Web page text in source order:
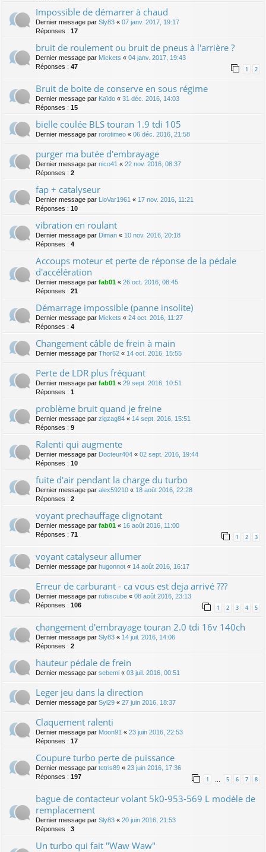
Impossible de démarrer à chaud
Dernier message par Sly83 « 07 janv. 2017, 19:17
Réponses : 17
bruit de roulement ou bruit de pneus à l'arrière ?
Dernier message par Mickets « 04 janv. 2017, 19:43
Réponses : 47 1 2
Bruit de boite de conserve en sous régime
Dernier message par Kaïdo « 31 déc. 2016, 14:03
Réponses : 15
bielle coulée BLS touran 1.9 tdi 105
Dernier message par rorotimeo « 06 déc. 2016, 21:58
purger ma butée d'embrayage
Dernier message par nico41 « 22 nov. 2016, 08:37
Réponses : 2
fap + catalyseur
Dernier message par LioVar1961 « 17 nov. 2016, 11:21
Réponses : 10
vibration en roulant
Dernier message par Diman « 10 nov. 2016, 20:18
Réponses : 4
Accoups moteur et perte de réponse de la pédale
d'accélération
Dernier message par fab01 « 26 oct. 2016, 08:45
Réponses : 21
Démarrage impossible (panne insolite)
Dernier message par Mickets « 24 oct. 2016, 11:27
Réponses : 4
Changement câble de frein à main
Dernier message par Thor62 « 14 oct. 2016, 15:55
Perte de LDR plus fréquant
Dernier message par fab01 « 29 sept. 2016, 10:51
Réponses : 1
problème bruit quand je freine
Dernier message par zigzag84 « 14 sept. 2016, 15:51
Réponses : 9
Ralenti qui augmente
Dernier message par Docteur404 « 02 sept. 2016, 19:44
Réponses : 10
fuite d'air pendant la charge du turbo
Dernier message par alex59210 « 18 août 2016, 22:28
Réponses : 2
voyant prechauffage clignotant
Dernier message par fab01 « 16 août 2016, 11:00
Réponses : 71 1 2 3
voyant catalyseur allumer
Dernier message par hugonnot « 14 août 2016, 16:17
Erreur de carburant - ca vous est deja arrivé ???
Dernier message par rubiscube « 08 août 2016, 23:13
Réponses : 106 1 2 3 4 5
changement d'embrayage touran 2.0 tdi 16v 140ch
Dernier message par Sly83 « 14 juil. 2016, 14:06
Réponses : 2
hauteur pédale de frein
Dernier message par sebemi « 03 juil. 2016, 00:51
Leger jeu dans la direction
Dernier message par Syl29 « 27 juin 2016, 18:37
Claquement ralenti
Dernier message par Moon91 « 23 juin 2016, 22:53
Réponses : 17
Coupure turbo perte de puissance
Dernier message par tetris89 « 23 juin 2016, 17:36
Réponses : 197 1 … 5 6 7 8
bague de contacteur volant 5k0-953-569 L modèle de
remplacement
Dernier message par Sly83 « 20 juin 2016, 21:53
Réponses : 3
Un turbo qui fait "Waw Waw"